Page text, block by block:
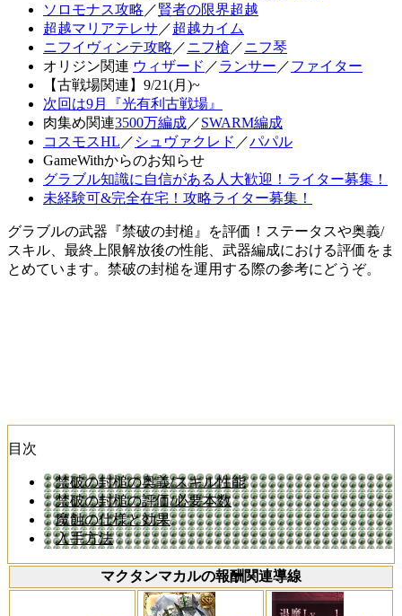
ソロモナス攻略 ／賢者の限界超越
超越マリアテレサ ／超越カイム
ニフイヴィンテ攻略 ／ニフ槍 ／ニフ琴
オリジン関連 ウィザード ／ランサー ／ファイター
【古戦場関連】9/21(月)~
次回は9月『光有利古戦場』
肉集め関連3500万編成／SWARM編成
コスモスHL ／ シュヴァクレド ／パパル
GameWithからのお知らせ
グラブル知識に自信がある人大歓迎！ライター募集！
未経験可&完全在宅！攻略ライター募集！
グラブルの武器『禁破の封槌』を評価！ステータスや奥義/
スキル、最終上限解放後の性能、武器編成における評価をま
とめています。禁破の封槌を運用する際の参考にどうぞ。
目次
禁破の封槌の奥義/スキル性能
禁破の封槌の評価/必要本数
魔蝕の仕様と効果
入手方法
マクタンマカルの報酬関連導線